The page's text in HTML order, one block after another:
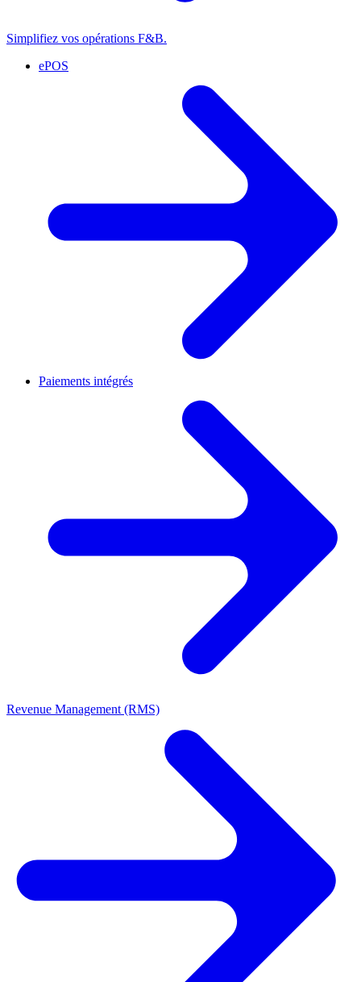
Simplifiez vos opérations F&B.
ePOS
Paiements intégrés
Revenue Management (RMS)